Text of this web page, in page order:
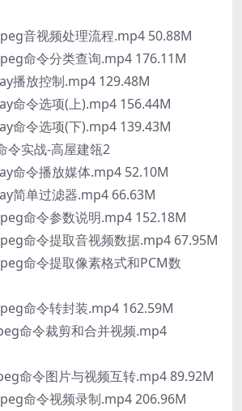
音视频处理流程.mp4 50.88M
命令分类查询.mp4 176.11M
播放控制.mp4 129.48M
命令选项(上).mp4 156.44M
命令选项(下).mp4 139.43M
令实战-高屋建瓴2
命令播放媒体.mp4 52.10M
简单过滤器.mp4 66.63M
命令参数说明.mp4 152.18M
命令提取音视频数据.mp4 67.95M
命令提取像素格式和PCM数
命令转封装.mp4 162.59M
命令裁剪和合并视频.mp4
命令图片与视频互转.mp4 89.92M
命令视频录制.mp4 206.96M